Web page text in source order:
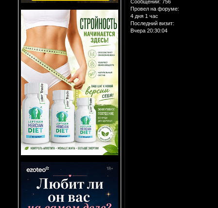
Сообщений: 756
Провел на форуме:
4 дня 1 час
Последний визит:
Вчера 20:30:04